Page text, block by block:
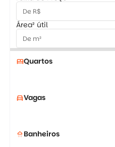
Área² útil
bedQuartos
directions_carVagas
shower Banheiros